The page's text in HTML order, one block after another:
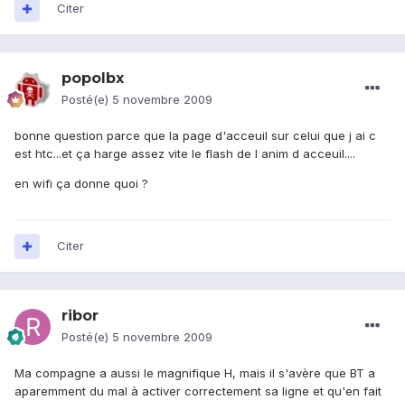
Citer
popolbx
Posté(e) 5 novembre 2009
bonne question parce que la page d'acceuil sur celui que j ai c
est htc...et ça harge assez vite le flash de l anim d acceuil....
en wifi ça donne quoi ?
Citer
ribor
Posté(e) 5 novembre 2009
Ma compagne a aussi le magnifique H, mais il s'avère que BT a
aparemment du mal à activer correctement sa ligne et qu'en fait